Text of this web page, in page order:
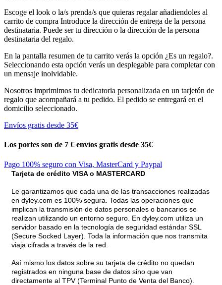
Escoge el look o la/s prenda/s que quieras regalar añadiendoles al
carrito de compra Introduce la dirección de entrega de la persona
destinataria. Puede ser tu dirección o la dirección de la persona
destinataria del regalo.
En la pantalla resumen de tu carrito verás la opción ¿Es un regalo?.
Seleccionando esta opción verás un desplegable para completar con
un mensaje inolvidable.
Nosotros imprimimos tu dedicatoria personalizada en un tarjetón de
regalo que acompañará a tu pedido. El pedido se entregará en el
domicilio seleccionado.
Envíos gratis desde 35€
Los portes son de 7 € envíos gratis desde 35€
Pago 100% seguro con Visa, MasterCard y Paypal
Tarjeta de crédito VISA o MASTERCARD
Le garantizamos que cada una de las transacciones realizadas
en dyley.com es 100% segura. Todas las operaciones que
implican la transmisión de datos personales o bancarios se
realizan utilizando un entorno seguro. En dyley.com utiliza un
servidor basado en la tecnología de seguridad estándar SSL
(Secure Socked Layer). Toda la información que nos transmita
viaja cifrada a través de la red.
Así mismo los datos sobre su tarjeta de crédito no quedan
registrados en ninguna base de datos sino que van
directamente al TPV (Terminal Punto de Venta del Banco).